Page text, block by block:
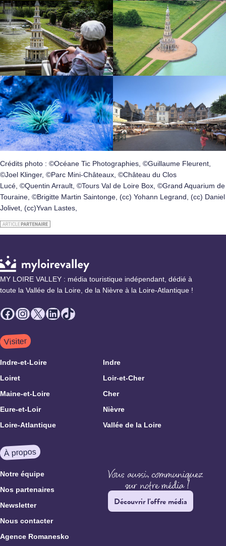
Crédits photo : ©Océane Tic Photographies, ©Guillaume Fleurent,
©Joel Klinger, ©Parc Mini-Châteaux, ©Château du Clos
Lucé, ©Quentin Arrault, ©Tours Val de Loire Box, ©Grand Aquarium de
Touraine, ©Brigitte Martin Saintonge, (cc) Yohann Legrand, (cc) Daniel
Jolivet, (cc)Yvan Lastes,
MY LOIRE VALLEY : média touristique indépendant, dédié à
toute la Vallée de la Loire, de la Nièvre à la Loire-Atlantique !
Facebook
Instagram
X LinkedIn
TikTok
Visiter
Indre-et-Loire
Indre
Loiret
Loir-et-Cher
Maine-et-Loire
Cher
Eure-et-Loir
Nièvre
Loire-Atlantique
Vallée de la Loire
À propos
Notre équipe
Nos partenaires
Newsletter
Nous contacter
Agence Romanesko
Découvrir l'offre média